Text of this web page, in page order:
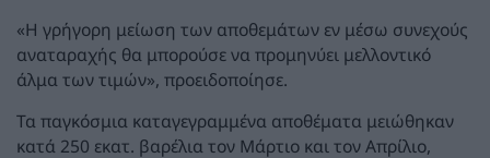
«Η γρήγορη μείωση των αποθεμάτων εν μέσω συνεχούς
αναταραχής θα μπορούσε να προμηνύει μελλοντικό
άλμα των τιμών», προειδοποίησε.
Τα παγκόσμια καταγεγραμμένα αποθέματα μειώθηκαν
κατά 250 εκατ. βαρέλια τον Μάρτιο και τον Απρίλιο,